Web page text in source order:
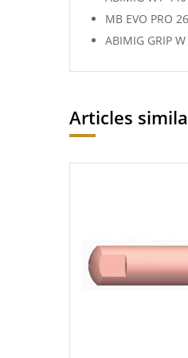
MB EVO PRO
ABIMIG GRIP
Articles